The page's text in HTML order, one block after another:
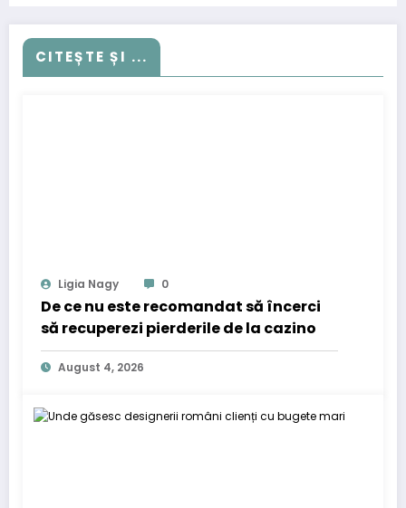
CITEȘTE ȘI ...
Ligia Nagy 0
De ce nu este recomandat să încerci
să recuperezi pierderile de la cazino
August 4, 2026